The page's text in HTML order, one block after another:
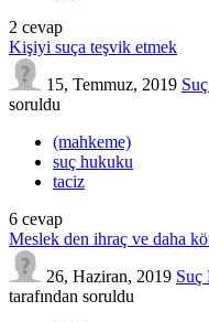
2 cevap
Kişiyi suça teşvik etmek
15, Temmuz, 2019
soruldu
(mahkeme)
suç hukuku
taciz
6 cevap
Meslek den ihraç ve daha
26, Haziran, 2019 Suç
tarafından soruldu